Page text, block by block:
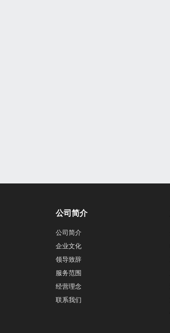
公司简介
公司简介
企业文化
领导致辞
服务范围
经营理念
联系我们